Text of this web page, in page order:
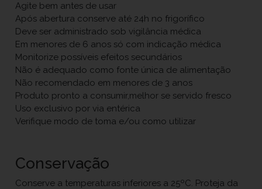
Agite bem antes de usar
Após abertura conserve até 24h no frigorífico
Deve ser administrado sob vigilância médica
Em menores de 6 anos só com indicação médica
Monitorize possíveis efeitos secundários
Não é adequado como fonte única de alimentação
Não recomendado em menores de 3 anos
Produto pronto a consumir,melhor se servido fresco
Uso exclusivo por via entérica
Verifique modo de toma e/ou como utilizar
Conservação
Conserve a temperaturas inferiores a 25ºC. Proteja da